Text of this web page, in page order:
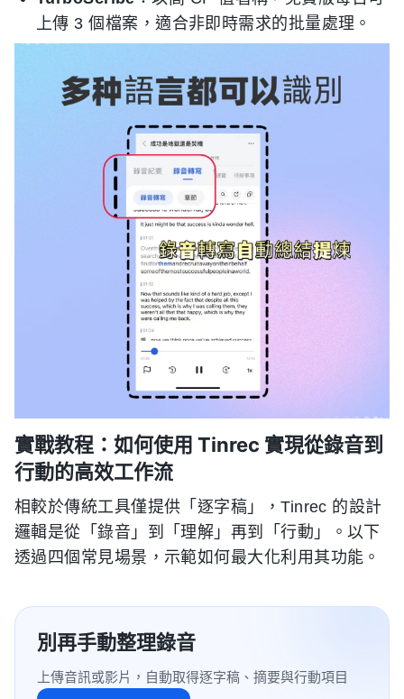
上傳 3 個檔案，適合非即時需求的批量處理。
實戰教程：如何使用 Tinrec 實現從錄音到
行動的高效工作流
相較於傳統工具僅提供「逐字稿」，Tinrec 的設計
邏輯是從「錄音」到「理解」再到「行動」。以下
透過四個常見場景，示範如何最大化利用其功能。
別再手動整理錄音
上傳音訊或影片，自動取得逐字稿、摘要與行動項目